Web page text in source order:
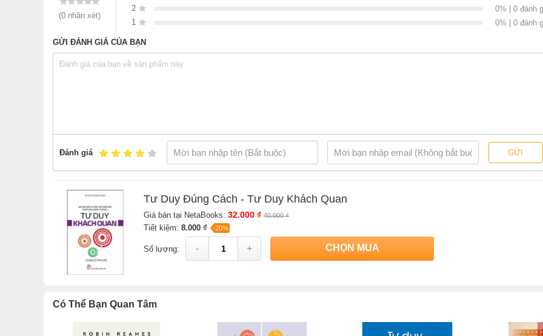
(0 nhận xét)
2
0% | 0 đánh
1
0% | 0 đánh
GỬI ĐÁNH GIÁ CỦA BẠN
Đánh giá GỬI
Tư Duy Đúng Cách - Tư Duy Khách Quan
Giá bán tại NetaBooks: 32.000 ₫ 40.000 ₫
Tiết kiệm: 8.000 ₫ -20%
Số lượng: - + CHỌN MUA
Có Thể Bạn Quan Tâm